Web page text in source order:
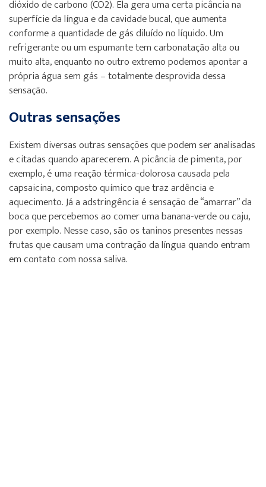
dióxido de carbono (CO2). Ela gera uma certa picância na
superfície da língua e da cavidade bucal, que aumenta
conforme a quantidade de gás diluído no líquido. Um
refrigerante ou um espumante tem carbonatação alta ou
muito alta, enquanto no outro extremo podemos apontar a
própria água sem gás – totalmente desprovida dessa
sensação.
Outras sensações
Existem diversas outras sensações que podem ser analisadas
e citadas quando aparecerem. A picância de pimenta, por
exemplo, é uma reação térmica-dolorosa causada pela
capsaicina, composto químico que traz ardência e
aquecimento. Já a adstringência é sensação de “amarrar” da
boca que percebemos ao comer uma banana-verde ou caju,
por exemplo. Nesse caso, são os taninos presentes nessas
frutas que causam uma contração da língua quando entram
em contato com nossa saliva.